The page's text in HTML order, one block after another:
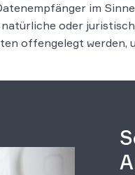
im
natürliche oder
offengelegt werden,